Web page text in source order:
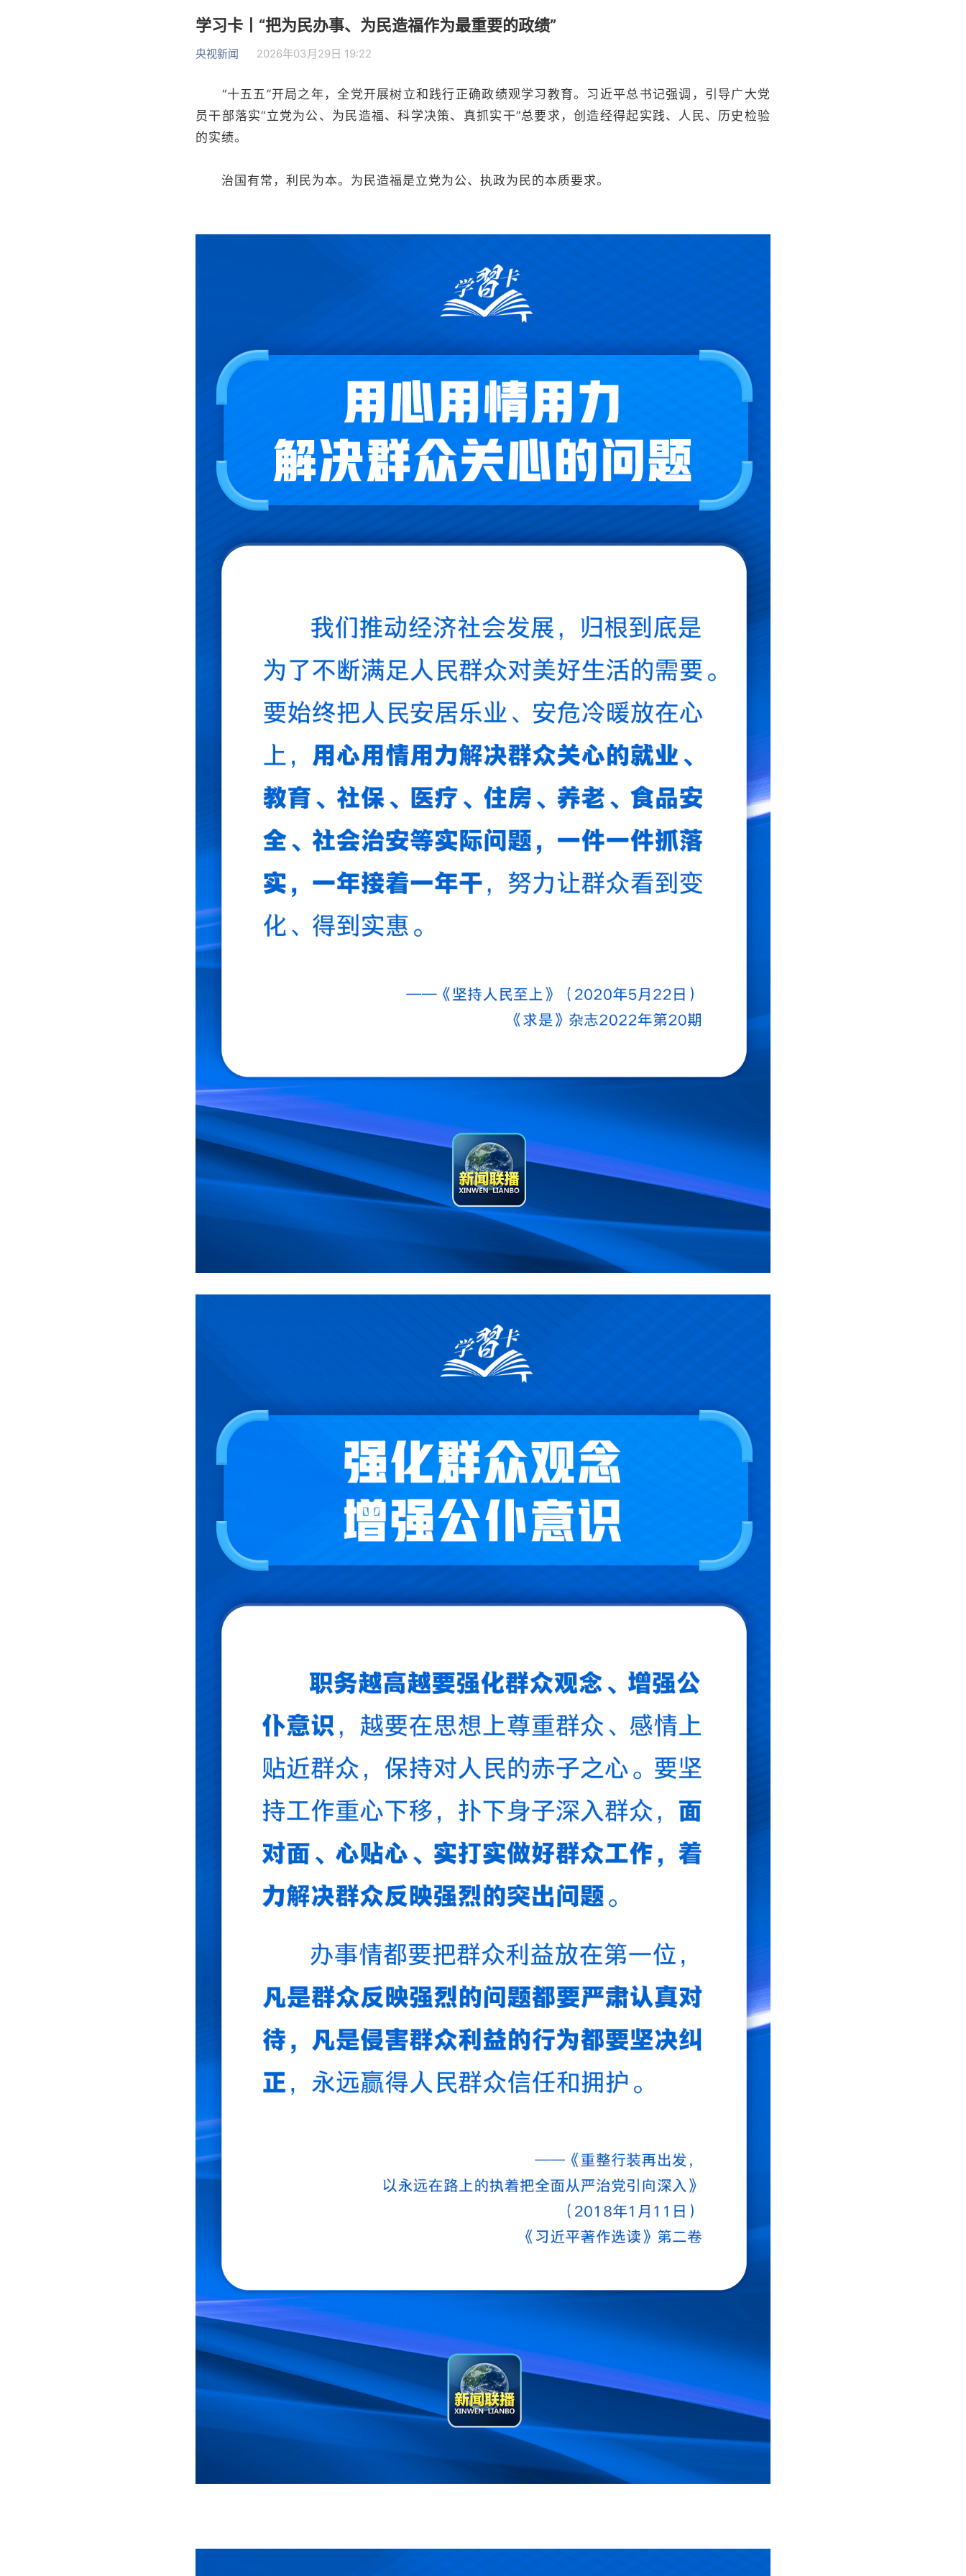
学习卡丨“把为民办事、为民造福作为最重要的政绩”
央视新闻 2026年03月29日 19:22
“十五五”开局之年，全党开展树立和践行正确政绩观学习教育。习近平总书记强调，引导广大党
员干部落实“立党为公、为民造福、科学决策、真抓实干”总要求，创造经得起实践、人民、历史检验
的实绩。
治国有常，利民为本。为民造福是立党为公、执政为民的本质要求。